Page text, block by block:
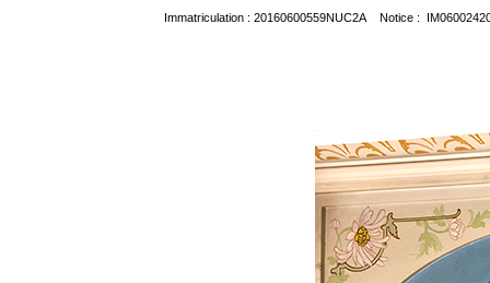
Immatriculation : 20160600559NUC2A Notice :